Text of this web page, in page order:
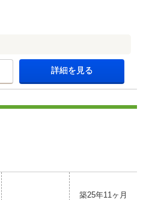
詳細を見る
築25年11ヶ月